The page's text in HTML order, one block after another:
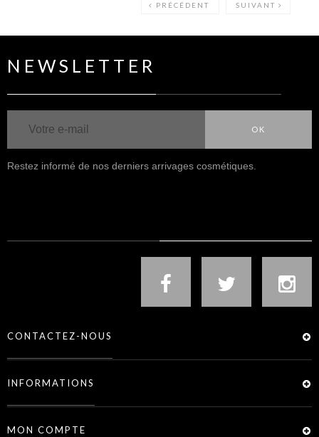
PRÉCÉDENT SUIVANT
NEWSLETTER
OK
Restez informé de nos derniers arrivages cosmétiques.
CONTACTEZ-NOUS
INFORMATIONS
MON COMPTE